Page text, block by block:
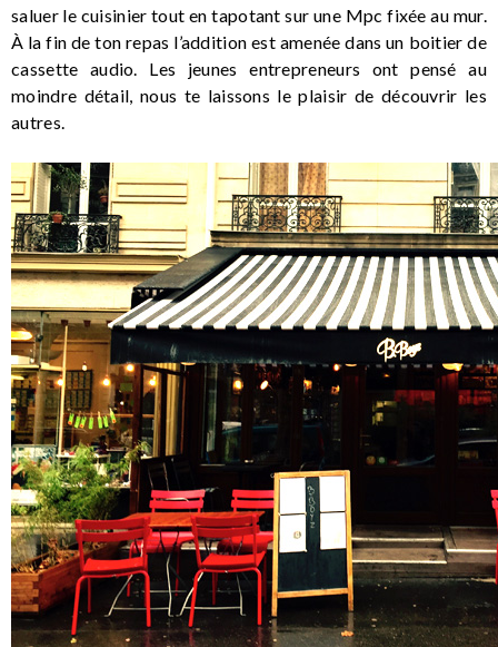
saluer le cuisinier tout en tapotant sur une Mpc fixée au mur.
À la fin de ton repas l’addition est amenée dans un boitier de
cassette audio. Les jeunes entrepreneurs ont pensé au
moindre détail, nous te laissons le plaisir de découvrir les
autres.